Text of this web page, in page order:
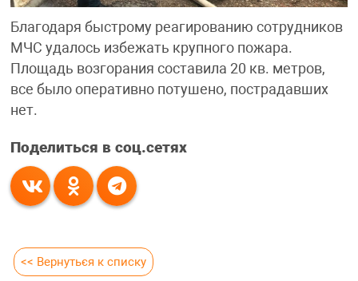
Благодаря быстрому реагированию сотрудников
МЧС удалось избежать крупного пожара.
Площадь возгорания составила 20 кв. метров,
все было оперативно потушено, пострадавших
нет.
Поделиться в соц.сетях
<< Вернуться к списку